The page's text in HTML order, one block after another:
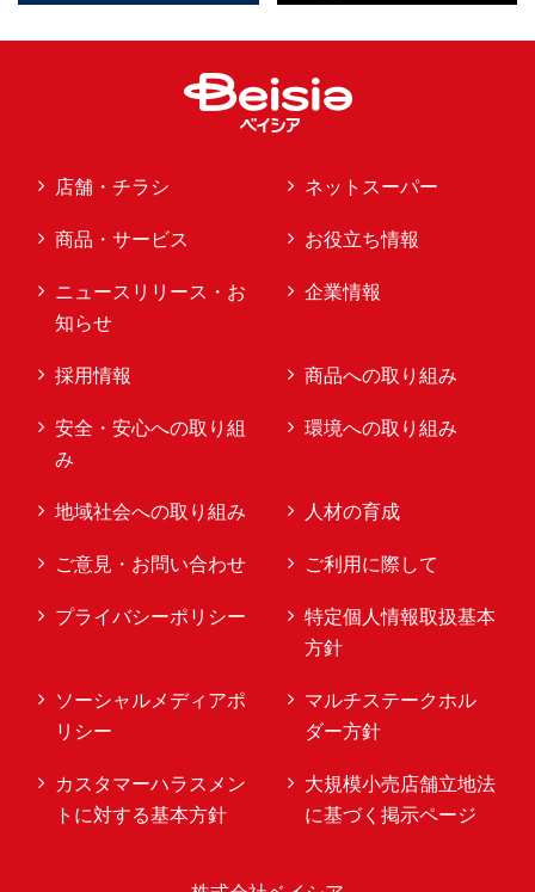
店舗・チラシ ネットスーパー
商品・サービス お役立ち情報
ニュースリリース・お
知らせ
企業情報
採用情報 商品への取り組み
安全・安心への取り組
み
環境への取り組み
地域社会への取り組み 人材の育成
ご意見・お問い合わせ ご利用に際して
プライバシーポリシー
特定個人情報取扱基本
方針
ソーシャルメディアポ
リシー
マルチステークホル
ダー方針
カスタマーハラスメン
トに対する基本方針
大規模小売店舗立地法
に基づく掲示ページ